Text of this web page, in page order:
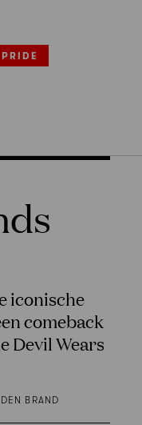
PRIDE
iconische
comeback
Devil Wears
BRAND